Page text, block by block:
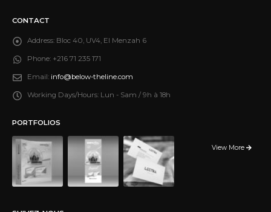
CONTACT
Address: Bloc 40, UV4, El Menzah 6
Phone: +216 71 235 171
Email: info@below-theline.com
Working Days/Hours: Lun - Sam / 9h à 18h
PORTFOLIOS
View More